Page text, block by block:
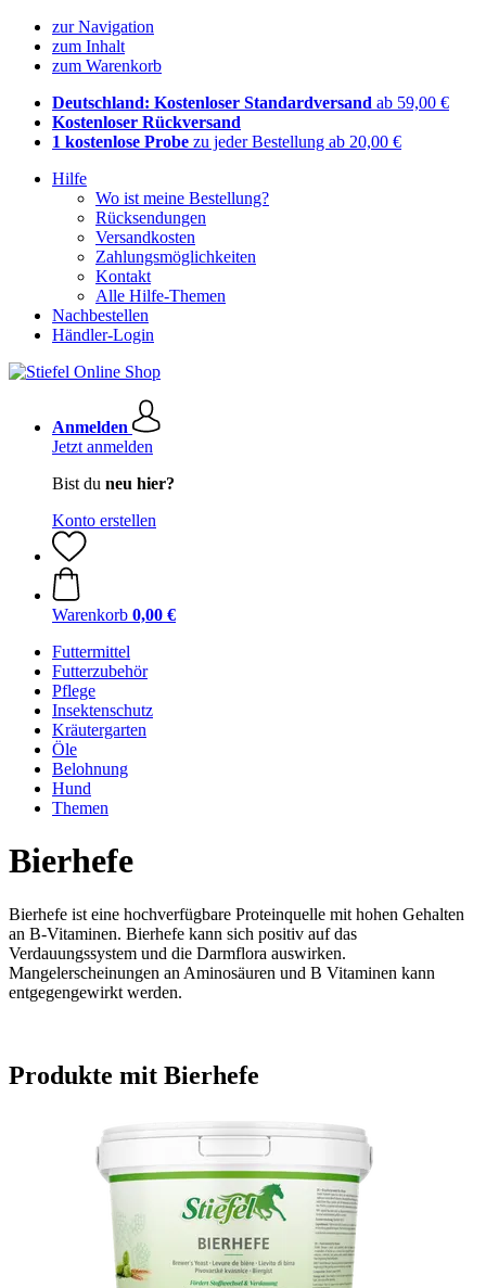
zur Navigation
zum Inhalt
zum Warenkorb
Deutschland: Kostenloser Standardversand ab 59,00 €
Kostenloser Rückversand
1 kostenlose Probe zu jeder Bestellung ab 20,00 €
Hilfe
Wo ist meine Bestellung?
Rücksendungen
Versandkosten
Zahlungsmöglichkeiten
Kontakt
Alle Hilfe-Themen
Nachbestellen
Händler-Login
Anmelden
Jetzt anmelden
Bist du neu hier?
Konto erstellen
Warenkorb 0,00 €
Futtermittel
Futterzubehör
Pflege
Insektenschutz
Kräutergarten
Öle
Belohnung
Hund
Themen
Bierhefe
Bierhefe ist eine hochverfügbare Proteinquelle mit hohen Gehalten
an B-Vitaminen. Bierhefe kann sich positiv auf das
Verdauungssystem und die Darmflora auswirken.
Mangelerscheinungen an Aminosäuren und B Vitaminen kann
entgegengewirkt werden.
Produkte mit Bierhefe